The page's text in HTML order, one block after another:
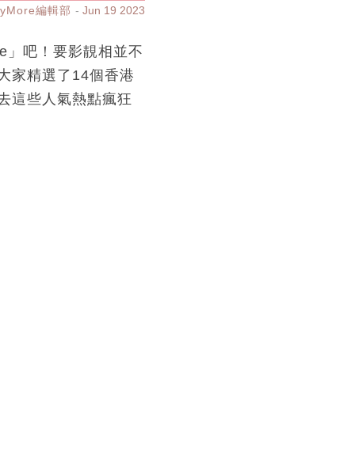
編輯部 Jun 19 2023
」吧！要影靚相並不
家精選了14個香港
這些人氣熱點瘋狂